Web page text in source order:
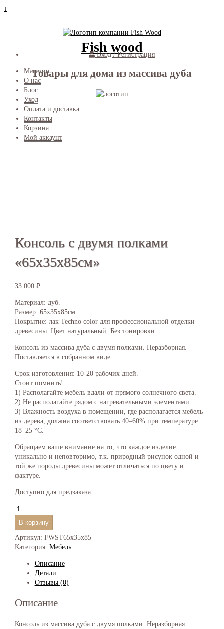
↓
Fish wood
Товары для дома из массива дуба
Вход / Регистрация
Магазин
О нас
Блог
Уход
Оплата и доставка
Контакты
Корзина
Мой аккаунт
Консоль с двумя полками
«65х35х85см»
33 000 ₽
Материал: дуб.
Размер: 65х35х85см.
Покрытие: лак Techno color для профессиональной отделки
древесины. Цвет натуральный. Без тонировки.
Консоль из массива дуба с двумя полками. Неразборная.
Поставляется в собранном виде.
Срок изготовления: 10-20 рабочих дней.
Стоит помнить!
1) Располагайте мебель вдали от прямого солнечного света.
2) Не располагайте рядом с нагревательными элементами.
3) Влажность воздуха в помещении, где располагается мебель
из дерева, должна соответствовать 40–60% при температуре
18–25 °С.
Обращаем ваше внимание на то, что каждое изделие
уникально и неповторимо, т.к. природный рисунок одной и
той же породы древесины может отличаться по цвету и
фактуре.
Доступно для предзаказа
Количество
товара
Консоль
с
двумя
"65х35х85см"
В корзину
Артикул: FWST65x35х85
Категория: Мебель
Описание
Детали
Отзывы (0)
Описание
Консоль из массива дуба с двумя полками. Неразборная.